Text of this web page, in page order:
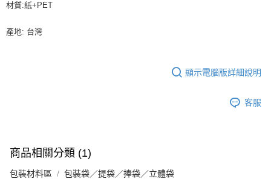
材質:紙+PET
產地: 台灣
顯示電腦版詳細說明
客服
商品相關分類 (1)
包裝材料區 包裝袋／提袋／捧袋／立體袋